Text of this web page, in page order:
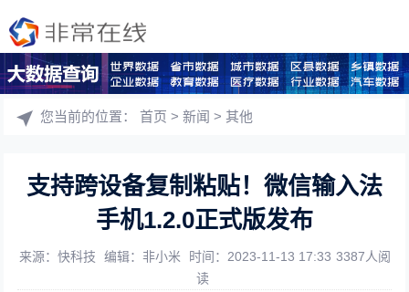
您当前的位置：首页 >新闻 >其他
支持跨设备复制粘贴！微信输入法
手机1.2.0正式版发布
来源：快科技 编辑：非小米 时间：2023-11-13 17:33 3387人阅
读